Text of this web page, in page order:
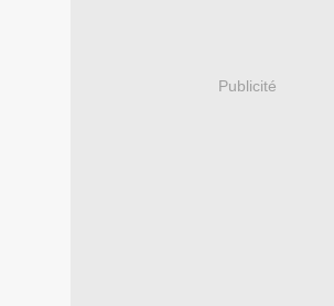
Publicité